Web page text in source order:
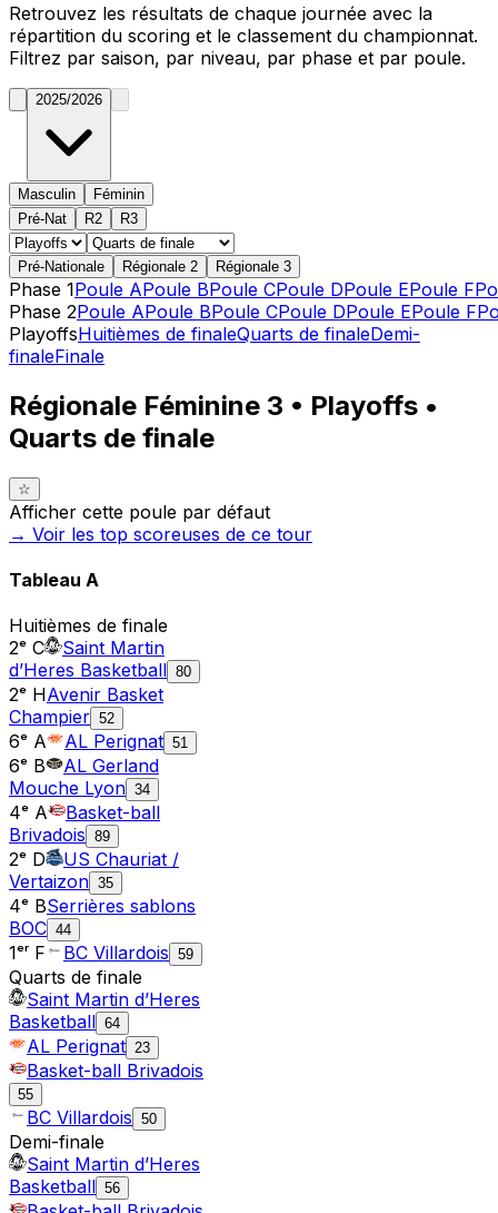
Retrouvez les résultats de chaque journée avec la
répartition du scoring et le classement du championnat.
Filtrez par saison, par niveau, par phase et par poule.
2025/2026
Masculin
Féminin
Pré-Nat
R2 R3
Pré-Nationale Régionale 2 Régionale 3
Phase 1Poule APoule BPoule CPoule DPoule EPoule F
Phase 2Poule APoule BPoule CPoule DPoule EPoule F
PlayoffsHuitièmes de finaleQuarts de finaleDemi-
finaleFinale
Régionale Féminine 3 • Playoffs •
Quarts de finale
☆
Afficher cette poule par défaut
→ Voir les top scoreuses de ce tour
Tableau A
Huitièmes de finale
2ᵉ C
Saint Martin
d’Heres Basketball 80
2ᵉ HAvenir Basket
Champier 52
6ᵉ A AL Perignat 51
6ᵉ B
AL Gerland
Mouche Lyon 34
4ᵉ A
Basket-ball
Brivadois 89
2ᵉ D
US Chauriat /
Vertaizon 35
4ᵉ BSerrières sablons
BOC 44
1ᵉʳ F BC Villardois 59
Quarts de finale
Saint Martin d’Heres
Basketball 64
AL Perignat 23
Basket-ball Brivadois
55
BC Villardois 50
Demi-finale
Saint Martin d’Heres
Basketball 56